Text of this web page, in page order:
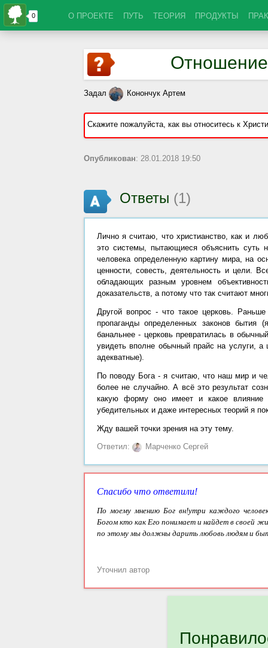
О ПРОЕКТЕ ПУТЬ ТЕОРИЯ ПРОДУКТЫ
Отношение
Задал Конончук Артем
Скажите пожалуйста, как вы относитесь к
Опубликован: 28.01.2018 19:50
Ответы (1)
Лично я считаю, что христианство, как и
это системы, пытающиеся объяснить суть
человека определенную картину мира, на
ценности, совесть, деятельность и цели.
обладающих разным уровнем
доказательств, а потому что так считают
Другой вопрос - что такое церковь.
пропаганды определенных законов бытия
банальнее - церковь превратилась в
увидеть вполне обычный прайс на услуги,
адекватные).
По поводу Бога - я считаю, что наш мир и
более не случайно. А всё это результат
какую форму оно имеет и какое влияние
убедительных и даже интересных теорий я
Жду вашей точки зрения на эту тему.
Ответил:
Марченко Сергей
Спасибо что ответили!
По моему мнению Бог вн!утри каждого
Богом кто как Его понимает и найдет в своей
по этому мы должны дарить любовь людям и
Уточнил автор